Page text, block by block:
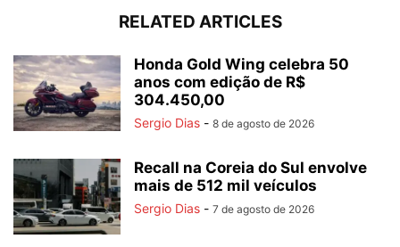
RELATED ARTICLES
Honda Gold Wing celebra 50
anos com edição de R$
304.450,00
Sergio Dias - 8 de agosto de 2026
Recall na Coreia do Sul envolve
mais de 512 mil veículos
Sergio Dias - 7 de agosto de 2026